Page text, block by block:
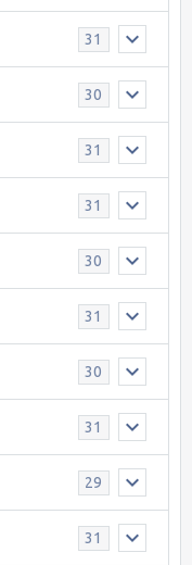
31
30
31
31
30
31
30
31
29
31